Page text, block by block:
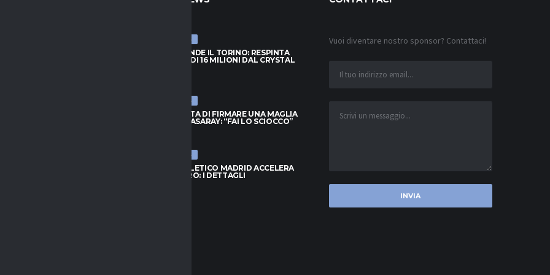
ULTIME NEWS
NJIE SI PRENDE IL TORINO: RESPINTA
L’OFFERTA DI 16 MILIONI DAL CRYSTAL
ULTIME NEWS
LEAO RIFIUTA DI FIRMARE UNA MAGLIA
DEL GALATASARAY: “FAI LO SCIOCCO”
ULTIME NEWS
INTER, L’ATLETICO MADRID ACCELERA
PER ROMERO: I DETTAGLI
Vuoi diventare nostro sponsor? Contattaci!